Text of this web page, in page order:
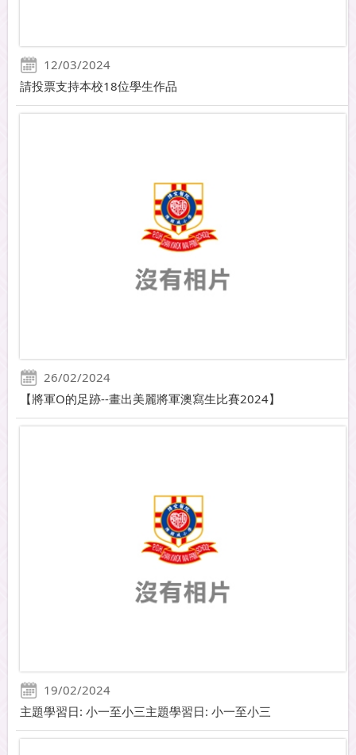
12/03/2024
請投票支持本校18位學生作品
26/02/2024
【將軍O的足跡--畫出美麗將軍澳寫生比賽2024】
19/02/2024
主題學習日: 小一至小三主題學習日: 小一至小三